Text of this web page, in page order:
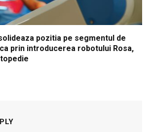
pozitia pe segmentul de
prin introducerea robotului Rosa,